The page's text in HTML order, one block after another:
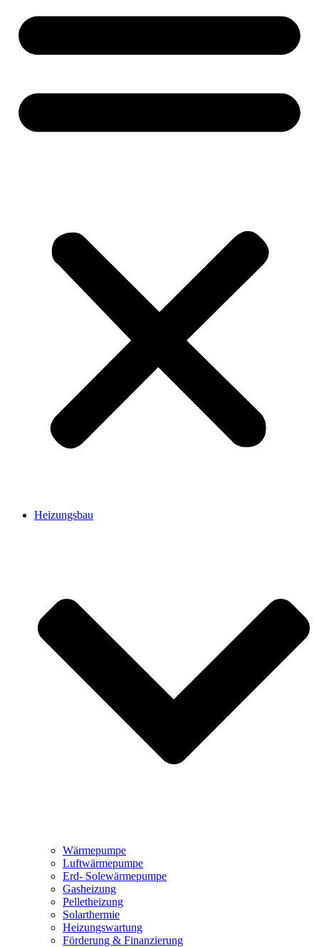
Heizungsbau
Wärmepumpe
Luftwärmepumpe
Erd- Solewärmepumpe
Gasheizung
Pelletheizung
Solarthermie
Heizungswartung
Förderung & Finanzierung